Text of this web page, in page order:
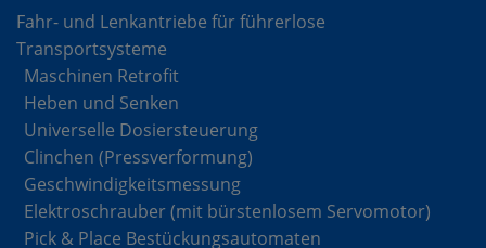
Fahr- und Lenkantriebe für führerlose
Transportsysteme
Maschinen Retrofit
Heben und Senken
Universelle Dosiersteuerung
Clinchen (Pressverformung)
Geschwindigkeitsmessung
Elektroschrauber (mit bürstenlosem Servomotor)
Pick & Place Bestückungsautomaten